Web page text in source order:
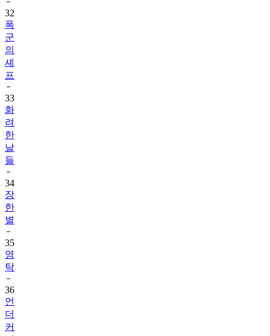
폭
군
의
셰
프
33
화
려
한
날
들
34
장
한
별
35
영
탁
36
언
더
커
버
미